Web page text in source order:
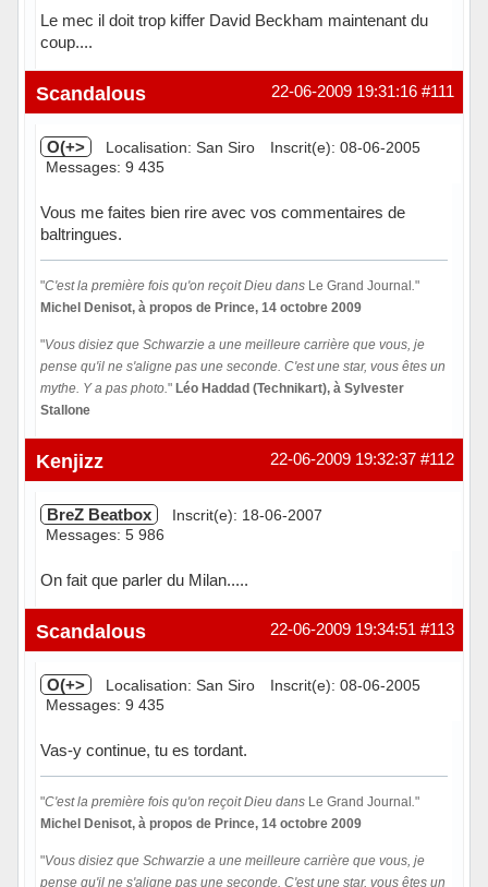
Le mec il doit trop kiffer David Beckham maintenant du
coup....
Hors ligne #111
22-06-2009 19:31:16
Scandalous
O(+> Localisation: San Siro
Inscrit(e): 08-06-2005
Messages: 9 435
Vous me faites bien rire avec vos commentaires de
baltringues.
"C'est la première fois qu'on reçoit Dieu dansLe Grand Journal ."
Michel Denisot, à propos de Prince, 14 octobre 2009
"Vous disiez que Schwarzie a une meilleure carrière que vous, je
pense qu'il ne s'aligne pas une seconde. C'est une star, vous êtes un
mythe. Y a pas photo." Léo Haddad (Technikart), à Sylvester
Stallone
Hors ligne #112
22-06-2009 19:32:37
Kenjizz
BreZ Beatbox
Inscrit(e): 18-06-2007
Messages: 5 986
On fait que parler du Milan.....
Hors ligne #113
22-06-2009 19:34:51
Scandalous
O(+> Localisation: San Siro
Inscrit(e): 08-06-2005
Messages: 9 435
Vas-y continue, tu es tordant.
"C'est la première fois qu'on reçoit Dieu dansLe Grand Journal ."
Michel Denisot, à propos de Prince, 14 octobre 2009
"Vous disiez que Schwarzie a une meilleure carrière que vous, je
pense qu'il ne s'aligne pas une seconde. C'est une star, vous êtes un